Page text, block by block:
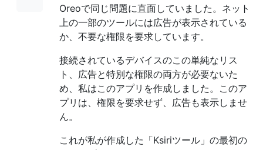
Oreoで同じ問題に直面していました。ネット
上の一部のツールには広告が表示されている
か、不要な権限を要求しています。
接続されているデバイスのこの単純なリス
ト、広告と特別な権限の両方が必要ないた
め、私はこのアプリを作成しました。このア
プリは、権限を要求せず、広告も表示しませ
ん。
これが私が作成した「Ksiriツール」の最初の